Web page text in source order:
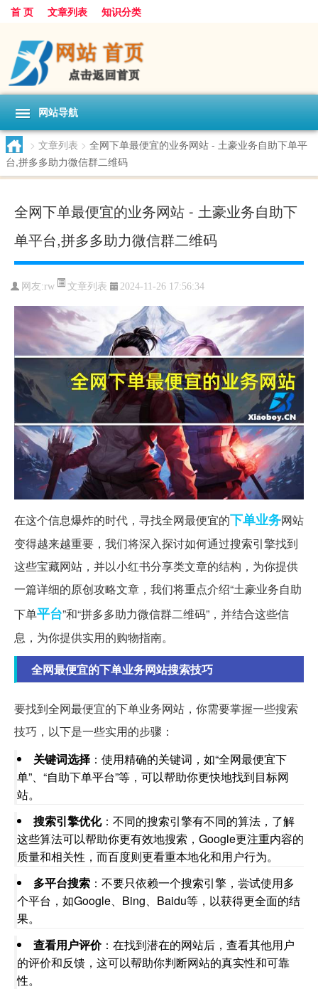
首 页 文章列表 知识分类
网站导航
> 文章列表 > 全网下单最便宜的业务网站 - 土豪业务自助下单平
台,拼多多助力微信群二维码
全网下单最便宜的业务网站 - 土豪业务自助下
单平台,拼多多助力微信群二维码
网友:rw 文章列表 2024-11-26 17:56:34
在这个信息爆炸的时代，寻找全网最便宜的下单业务网站
变得越来越重要，我们将深入探讨如何通过搜索引擎找到
这些宝藏网站，并以小红书分享类文章的结构，为你提供
一篇详细的原创攻略文章，我们将重点介绍“土豪业务自助
下单平台”和“拼多多助力微信群二维码”，并结合这些信
息，为你提供实用的购物指南。
全网最便宜的下单业务网站搜索技巧
要找到全网最便宜的下单业务网站，你需要掌握一些搜索
技巧，以下是一些实用的步骤：
关键词选择 ：使用精确的关键词，如“全网最便宜下
单”、“自助下单平台”等，可以帮助你更快地找到目标网
站。
搜索引擎优化：不同的搜索引擎有不同的算法，了解
这些算法可以帮助你更有效地搜索，Google更注重内容的
质量和相关性，而百度则更看重本地化和用户行为。
多平台搜索 ：不要只依赖一个搜索引擎，尝试使用多
个平台，如Google、Bing、Baidu等，以获得更全面的结
果。
查看用户评价：在找到潜在的网站后，查看其他用户
的评价和反馈，这可以帮助你判断网站的真实性和可靠
性。